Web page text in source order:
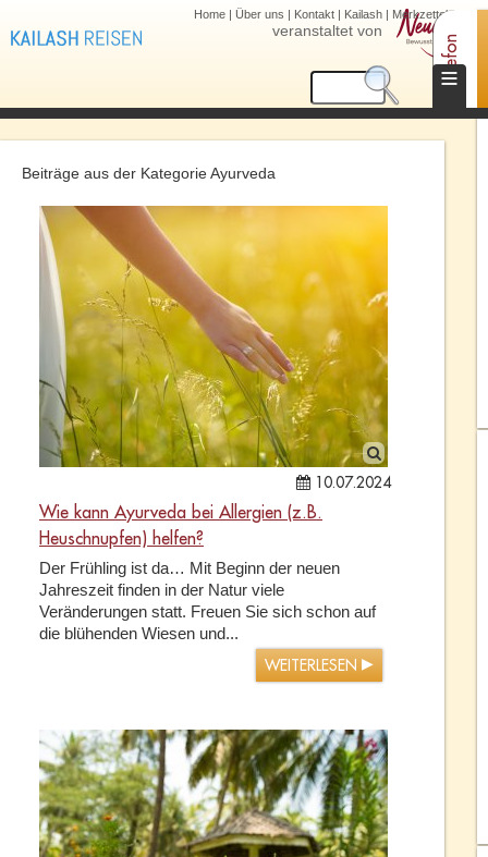
veranstaltet von
Home | Über uns | Kontakt | Kailash | Merkzettel (0)
≡
Beiträge aus der Kategorie Ayurveda
10.07.2024
Wie kann Ayurveda bei Allergien (z.B.
Heuschnupfen) helfen?
Der Frühling ist da… Mit Beginn der neuen
Jahreszeit finden in der Natur viele
Veränderungen statt. Freuen Sie sich schon auf
die blühenden Wiesen und...
WEITERLESEN
Telefon